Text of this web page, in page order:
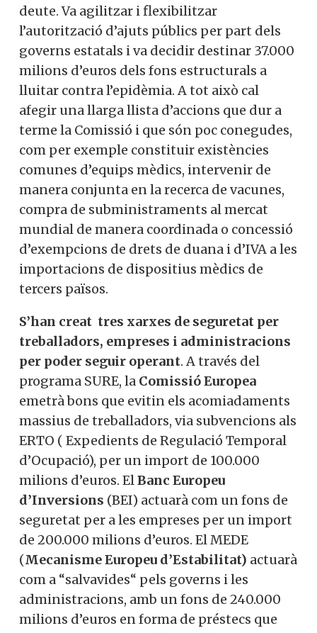
deute. Va agilitzar i flexibilitzar
l’autorització d’ajuts públics per part dels
governs estatals i va decidir destinar 37.000
milions d’euros dels fons estructurals a
lluitar contra l’epidèmia. A tot això cal
afegir una llarga llista d’accions que dur a
terme la Comissió i que són poc conegudes,
com per exemple constituir existències
comunes d’equips mèdics, intervenir de
manera conjunta en la recerca de vacunes,
compra de subministraments al mercat
mundial de manera coordinada o concessió
d’exempcions de drets de duana i d’IVA a les
importacions de dispositius mèdics de
tercers països.
S’han creat tres xarxes de seguretat per
treballadors, empreses i administracions
per poder seguir operant. A través del
programa SURE, la Comissió Europea
emetrà bons que evitin els acomiadaments
massius de treballadors, via subvencions als
ERTO ( Expedients de Regulació Temporal
d’Ocupació), per un import de 100.000
milions d’euros. El Banc Europeu
d’Inversions (BEI) actuarà com un fons de
seguretat per a les empreses per un import
de 200.000 milions d’euros. El MEDE
(Mecanisme Europeu d’Estabilitat) actuarà
com a “salvavides“ pels governs i les
administracions, amb un fons de 240.000
milions d’euros en forma de préstecs que